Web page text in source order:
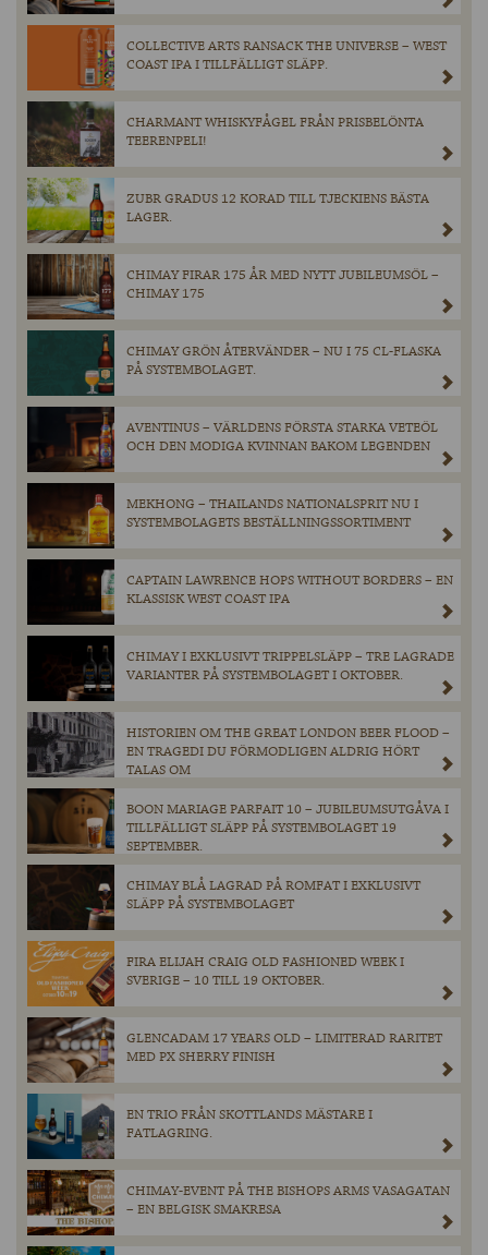
COLLECTIVE ARTS RANSACK THE UNIVERSE – WEST
COAST IPA I TILLFÄLLIGT SLÄPP.
CHARMANT WHISKYFÅGEL FRÅN PRISBELÖNTA
TEERENPELI!
ZUBR GRADUS 12 KORAD TILL TJECKIENS BÄSTA
LAGER.
CHIMAY FIRAR 175 ÅR MED NYTT JUBILEUMSÖL –
CHIMAY 175
CHIMAY GRÖN ÅTERVÄNDER – NU I 75 CL-FLASKA
PÅ SYSTEMBOLAGET.
AVENTINUS – VÄRLDENS FÖRSTA STARKA VETEÖL
OCH DEN MODIGA KVINNAN BAKOM LEGENDEN
MEKHONG – THAILANDS NATIONALSPRIT NU I
SYSTEMBOLAGETS BESTÄLLNINGSSORTIMENT
CAPTAIN LAWRENCE HOPS WITHOUT BORDERS – EN
KLASSISK WEST COAST IPA
CHIMAY I EXKLUSIVT TRIPPELSLÄPP – TRE LAGRADE
VARIANTER PÅ SYSTEMBOLAGET I OKTOBER.
HISTORIEN OM THE GREAT LONDON BEER FLOOD –
EN TRAGEDI DU FÖRMODLIGEN ALDRIG HÖRT
TALAS OM
BOON MARIAGE PARFAIT 10 – JUBILEUMSUTGÅVA I
TILLFÄLLIGT SLÄPP PÅ SYSTEMBOLAGET 19
SEPTEMBER.
CHIMAY BLÅ LAGRAD PÅ ROMFAT I EXKLUSIVT
SLÄPP PÅ SYSTEMBOLAGET
FIRA ELIJAH CRAIG OLD FASHIONED WEEK I
SVERIGE – 10 TILL 19 OKTOBER.
GLENCADAM 17 YEARS OLD – LIMITERAD RARITET
MED PX SHERRY FINISH
EN TRIO FRÅN SKOTTLANDS MÄSTARE I
FATLAGRING.
CHIMAY-EVENT PÅ THE BISHOPS ARMS VASAGATAN
– EN BELGISK SMAKRESA